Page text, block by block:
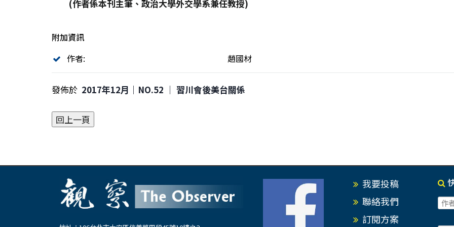
(作者係本刊主筆、政治大學外交學系兼任教授)
附加資訊
作者:
趙國材
發佈於 2017年12月｜NO.52 │ 習川會後美台關係
我要投稿
聯絡我們
訂閱方案